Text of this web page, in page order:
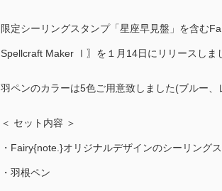
限定シーリングスタンプ「星座早見盤」を含む
Spellcraft Maker Ⅰ〗を１月14日にリリースしま
羽ペンのカラーは5色ご用意致しました(ブルー
＜ セット内容 ＞
・Fairy{note.}オリジナルデザインのシーリング
・羽根ペン